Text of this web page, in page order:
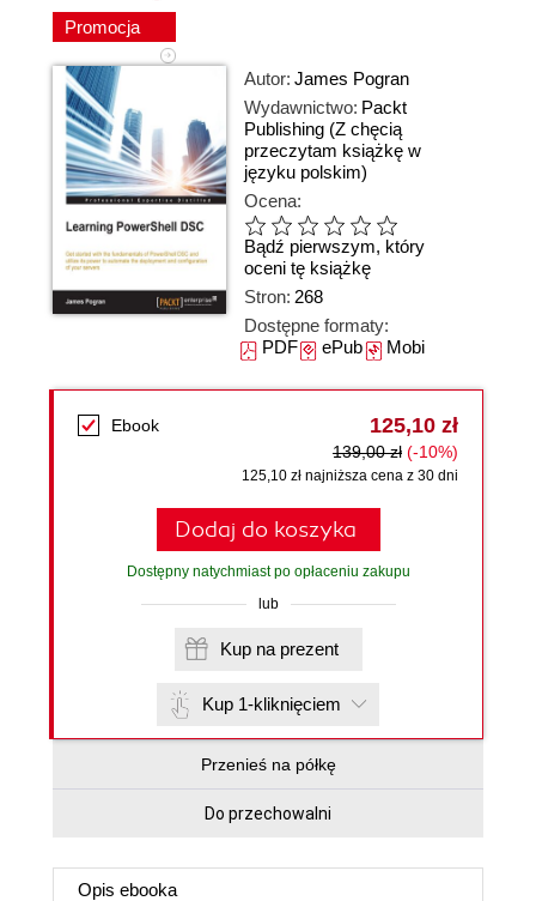
Promocja
Autor: James Pogran
Wydawnictwo: Packt
Publishing (Z chęcią
przeczytam książkę w
języku polskim)
Ocena:
Bądź pierwszym, który
oceni tę książkę
Stron: 268
Dostępne formaty:
PDFePubMobi
Ebook 125,10 zł
139,00 zł (-10%)
125,10 zł najniższa cena z 30 dni
Dodaj do koszyka
Dostępny natychmiast po opłaceniu zakupu
lub
Kup na prezent
Kup 1-kliknięciem
Przenieś na półkę
Do przechowalni
Opis ebooka